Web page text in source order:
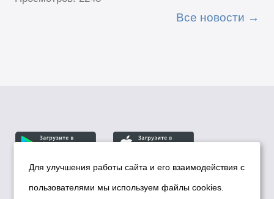
Все новости
© Департамент информационной политики мэрии
Для улучшения работы сайта и его взаимодействия с
пользователями мы используем файлы cookies.